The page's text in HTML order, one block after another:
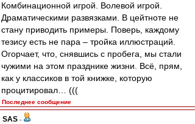
Комбинационной игрой. Волевой игрой.
Драматическими развязками. В цейтноте не
стану приводить примеры. Поверь, каждому
тезису есть не пара – тройка иллюстраций.
Огорчает, что, снявшись с пробега, мы стали
чужими на этом празднике жизни. Всё, прям,
как у классиков в той книжке, которую
процитировал… (((
Последнее сообщение
SAS -